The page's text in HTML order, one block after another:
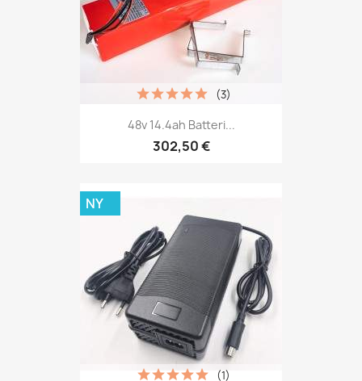
48v 14.4ah Batteri...
302,50 €
(3)
(1)
NY